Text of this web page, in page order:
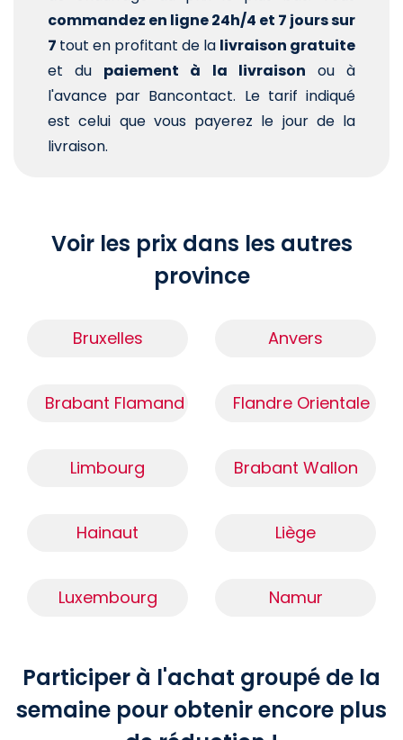
commandez en ligne 24h/4 et 7 jours sur
7 tout en profitant de la livraison gratuite
et du paiement à la livraison ou à
l'avance par Bancontact. Le tarif indiqué
est celui que vous payerez le jour de la
livraison.
Voir les prix dans les autres
province
Bruxelles Anvers
Brabant Flamand Flandre Orientale
Limbourg Brabant Wallon
Hainaut Liège
Luxembourg Namur
Participer à l'achat groupé de la
semaine pour obtenir encore plus